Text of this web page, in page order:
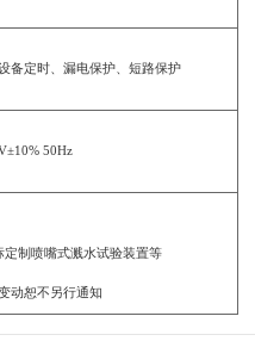
备定时、漏电保护、短路保护
50Hz
制喷嘴式溅水试验装置等
动恕不另行通知